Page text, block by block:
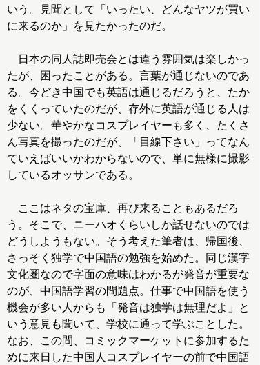
いう。見聞として「いったい、どんなヤツが買い
に来るのか」を見たかったのだ。
日本の同人誌即売会とは違う雰囲気は楽しかっ
たが、困ったことがある。言葉が通じないのであ
る。今どき中国でも英語は通じるだろうと、たか
をくくっていたのだが、存外に英語が通じる人は
少ない。華やかなコスプレイヤーも多く、たくさ
ん写真を撮ったのだが、「目線下さい」ってなん
ていえばいいかわからないので、単に無様に撮影
しているオッサンである。
ここはネタの宝庫、再び来ることもあるだろ
う。そこで、ニーハオくらいしか話せないのでは
どうしようもない。そう考えた筆者は、帰国後、
さっそく独学で中国語の勉強を始めた。同じ漢字
文化圏なので字面の意味はわかるが発音が重要な
のが、中国語学習の問題点。仕事で中国語を使う
機会が多い人からも「発音は独学は無理だよ」と
いう意見も聞いて、学校に通って学ぶことした。
なお、この間、コミックマーケットに参加するた
めに来日した中国人コスプレイヤーの前で中国語